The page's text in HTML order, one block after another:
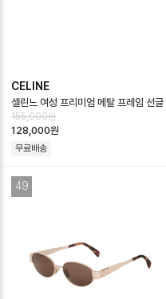
CELINE
셀린느 여성 프리미엄 메탈 프레임 선글
라스 - Celine Womens Premium
Me…
155,000원
128,000원
무료배송
49